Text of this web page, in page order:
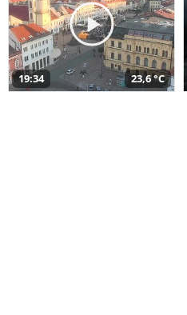
19:34 23,6 °C